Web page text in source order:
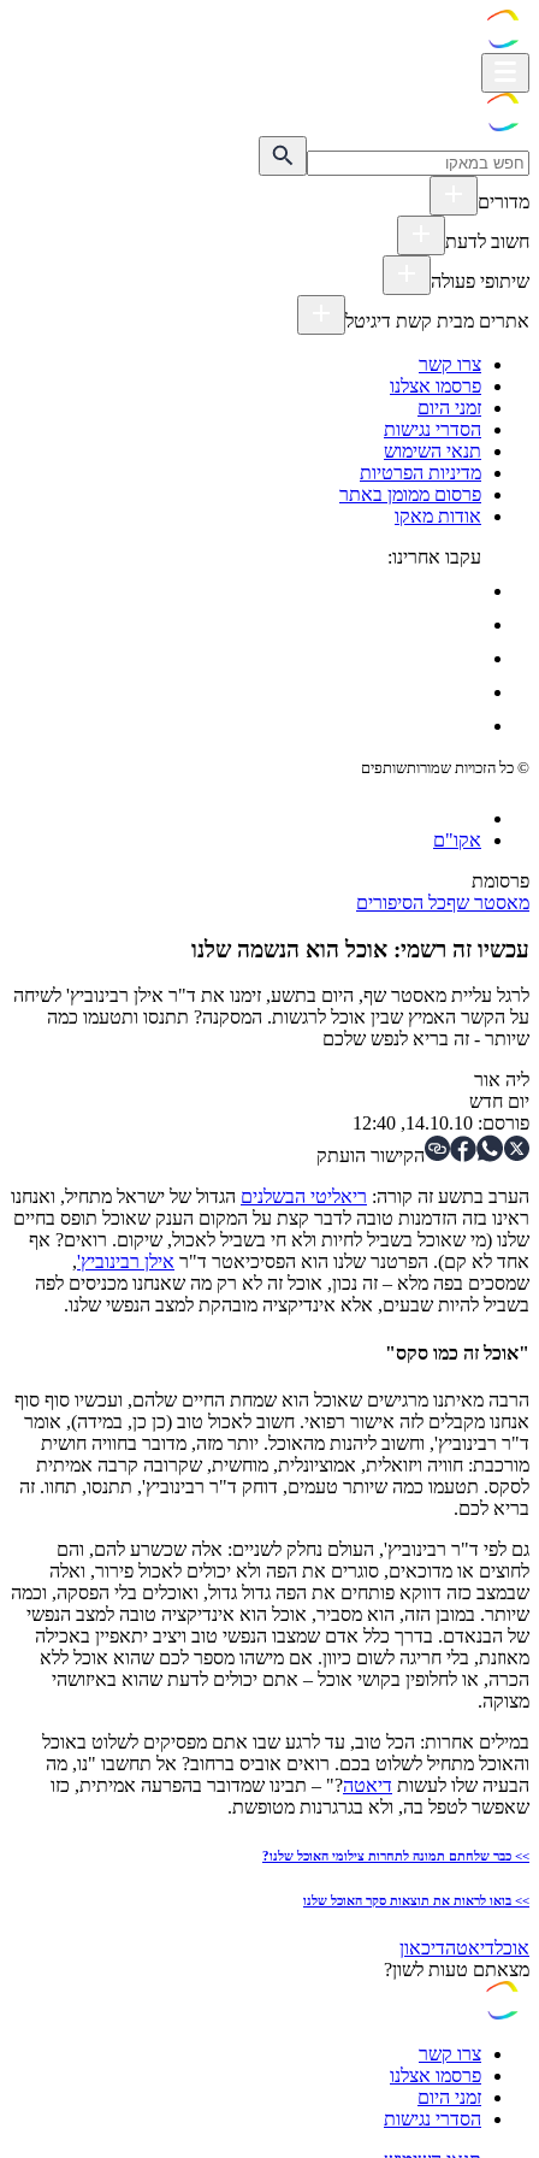
מדורים
חשוב לדעת
שיתופי פעולה
אתרים מבית קשת דיגיטל
צרו קשר
פרסמו אצלנו
זמני היום
הסדרי נגישות
תנאי השימוש
מדיניות הפרטיות
פרסום ממומן באתר
אודות מאקו
עקבו אחרינו:
© כל הזכויות שמורותשותפים
אקו"ם
פרסומת
מאסטר שףכל הסיפורים
עכשיו זה רשמי: אוכל הוא הנשמה שלנו
לרגל עליית מאסטר שף, היום בתשע, זימנו את ד"ר אילן רבינוביץ' לשיחה
על הקשר האמיץ שבין אוכל לרגשות. המסקנה? תתנסו ותטעמו כמה
שיותר - זה בריא לנפש שלכם
ליה אור
יום חדש
פורסם: 14.10.10, 12:40
הקישור הועתק
הערב בתשע זה קורה: ריאליטי הבשלנים הגדול של ישראל מתחיל, ואנחנו
ראינו בזה הזדמנות טובה לדבר קצת על המקום הענק שאוכל תופס בחיים
שלנו (מי שאוכל בשביל לחיות ולא חי בשביל לאכול, שיקום. רואים? אף
אחד לא קם). הפרטנר שלנו הוא הפסיכיאטר ד"ר אילן רבינוביץ',
שמסכים בפה מלא – זה נכון, אוכל זה לא רק מה שאנחנו מכניסים לפה
בשביל להיות שבעים, אלא אינדיקציה מובהקת למצב הנפשי שלנו.
"אוכל זה כמו סקס"
הרבה מאיתנו מרגישים שאוכל הוא שמחת החיים שלהם, ועכשיו סוף סוף
אנחנו מקבלים לזה אישור רפואי. חשוב לאכול טוב (כן כן, במידה), אומר
ד"ר רבינוביץ', וחשוב ליהנות מהאוכל. יותר מזה, מדובר בחוויה חושית
מורכבת: חוויה ויזואלית, אמוציונלית, מוחשית, שקרובה קרבה אמיתית
לסקס. תטעמו כמה שיותר טעמים, דוחק ד"ר רבינוביץ', תתנסו, תחוו. זה
בריא לכם.
גם לפי ד"ר רבינוביץ', העולם נחלק לשניים: אלה שכשרע להם, והם
לחוצים או מדוכאים, סוגרים את הפה ולא יכולים לאכול פירור, ואלה
שבמצב כזה דווקא פותחים את הפה גדול גדול, ואוכלים בלי הפסקה, וכמה
שיותר. במובן הזה, הוא מסביר, אוכל הוא אינדיקציה טובה למצב הנפשי
של הבנאדם. בדרך כלל אדם שמצבו הנפשי טוב ויציב יתאפיין באכילה
מאוזנת, בלי חריגה לשום כיוון. אם מישהו מספר לכם שהוא אוכל ללא
הכרה, או לחלופין בקושי אוכל – אתם יכולים לדעת שהוא באיזושהי
מצוקה.
במילים אחרות: הכל טוב, עד לרגע שבו אתם מפסיקים לשלוט באוכל
והאוכל מתחיל לשלוט בכם. רואים אוביס ברחוב? אל תחשבו "נו, מה
הבעיה שלו לעשות דיאטה?" – תבינו שמדובר בהפרעה אמיתית, כזו
שאפשר לטפל בה, ולא בגרגרנות מטופשת.
>> כבר שלחתם תמונה לתחרות צילומי האוכל שלנו?
>> בואו לראות את תוצאות סקר האוכל שלנו
אוכלדיאטהדיכאון
מצאתם טעות לשון?
צרו קשר
פרסמו אצלנו
זמני היום
הסדרי נגישות